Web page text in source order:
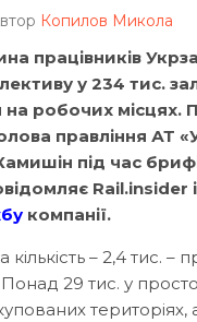
Копилов Микола
працівників
у 234 тис.
на робочих місцях.
правління АТ
під час
Rail.insider
компанії.
– 2,4 тис. –
29 тис. у
територіях,